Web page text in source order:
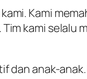
Kami
kami selalu
dan anak-